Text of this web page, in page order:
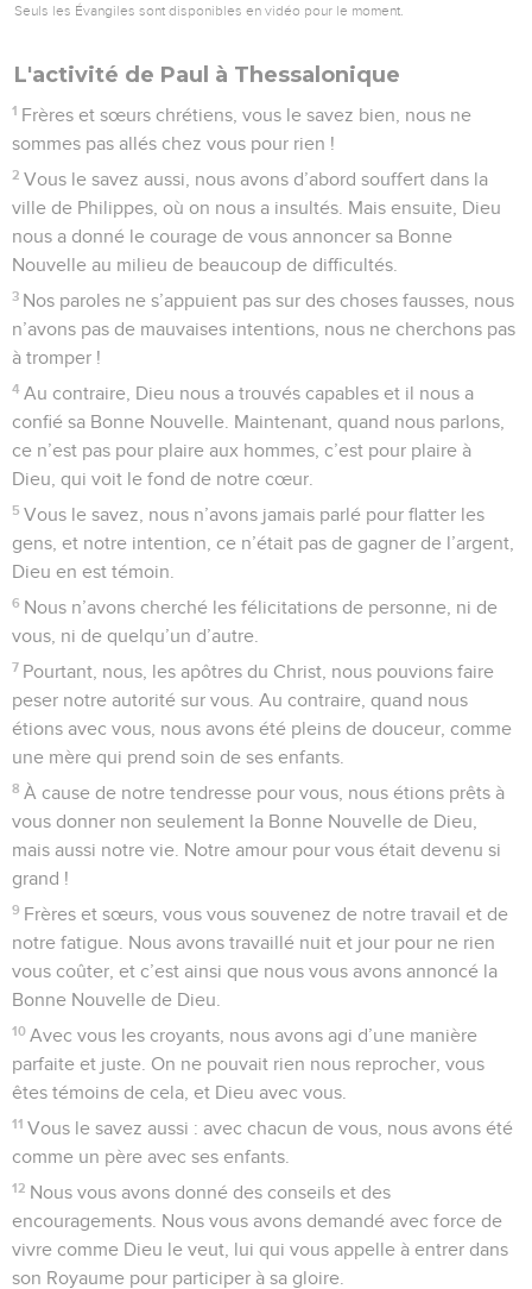
Seuls les Évangiles sont disponibles en vidéo pour le moment.
L'activité de Paul à Thessalonique
1 Frères et sœurs chrétiens, vous le savez bien, nous ne
sommes pas allés chez vous pour rien !
2 Vous le savez aussi, nous avons d’abord souffert dans la
ville de Philippes, où on nous a insultés. Mais ensuite, Dieu
nous a donné le courage de vous annoncer sa Bonne
Nouvelle au milieu de beaucoup de difficultés.
3 Nos paroles ne s’appuient pas sur des choses fausses, nous
n’avons pas de mauvaises intentions, nous ne cherchons pas
à tromper !
4 Au contraire, Dieu nous a trouvés capables et il nous a
confié sa Bonne Nouvelle. Maintenant, quand nous parlons,
ce n’est pas pour plaire aux hommes, c’est pour plaire à
Dieu, qui voit le fond de notre cœur.
5 Vous le savez, nous n’avons jamais parlé pour flatter les
gens, et notre intention, ce n’était pas de gagner de l’argent,
Dieu en est témoin.
6 Nous n’avons cherché les félicitations de personne, ni de
vous, ni de quelqu’un d’autre.
7 Pourtant, nous, les apôtres du Christ, nous pouvions faire
peser notre autorité sur vous. Au contraire, quand nous
étions avec vous, nous avons été pleins de douceur, comme
une mère qui prend soin de ses enfants.
8 À cause de notre tendresse pour vous, nous étions prêts à
vous donner non seulement la Bonne Nouvelle de Dieu,
mais aussi notre vie. Notre amour pour vous était devenu si
grand !
9 Frères et sœurs, vous vous souvenez de notre travail et de
notre fatigue. Nous avons travaillé nuit et jour pour ne rien
vous coûter, et c’est ainsi que nous vous avons annoncé la
Bonne Nouvelle de Dieu.
10 Avec vous les croyants, nous avons agi d’une manière
parfaite et juste. On ne pouvait rien nous reprocher, vous
êtes témoins de cela, et Dieu avec vous.
11 Vous le savez aussi : avec chacun de vous, nous avons été
comme un père avec ses enfants.
12 Nous vous avons donné des conseils et des
encouragements. Nous vous avons demandé avec force de
vivre comme Dieu le veut, lui qui vous appelle à entrer dans
son Royaume pour participer à sa gloire.